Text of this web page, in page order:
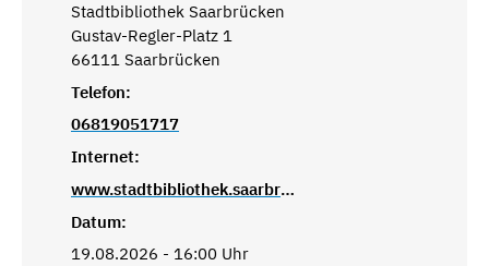
Stadtbibliothek Saarbrücken
Gustav-Regler-Platz 1
66111 Saarbrücken
Telefon:
06819051717
Internet:
www.stadtbibliothek.saarbruecken.de
Datum:
19.08.2026 - 16:00 Uhr